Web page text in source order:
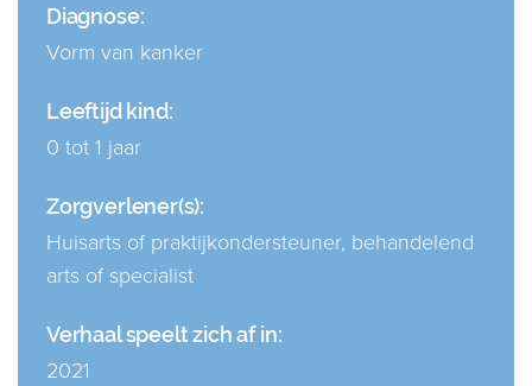
Diagnose:
Vorm van kanker
Leeftijd kind:
0 tot 1 jaar
Zorgverlener(s):
Huisarts of praktijkondersteuner, behandelend
arts of specialist
Verhaal speelt zich af in:
2021